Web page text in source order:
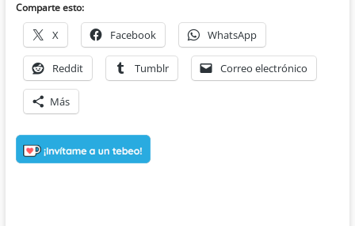
Comparte esto:
X Facebook WhatsApp
Reddit Tumblr Correo electrónico
Más